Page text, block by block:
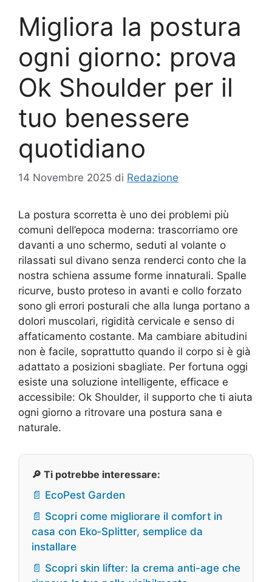
Migliora la postura
ogni giorno: prova
Ok Shoulder per il
tuo benessere
quotidiano
14 Novembre 2025 di Redazione
La postura scorretta è uno dei problemi più
comuni dell’epoca moderna: trascorriamo ore
davanti a uno schermo, seduti al volante o
rilassati sul divano senza renderci conto che la
nostra schiena assume forme innaturali. Spalle
ricurve, busto proteso in avanti e collo forzato
sono gli errori posturali che alla lunga portano a
dolori muscolari, rigidità cervicale e senso di
affaticamento costante. Ma cambiare abitudini
non è facile, soprattutto quando il corpo si è già
adattato a posizioni sbagliate. Per fortuna oggi
esiste una soluzione intelligente, efficace e
accessibile: Ok Shoulder, il supporto che ti aiuta
ogni giorno a ritrovare una postura sana e
naturale.
🔎 Ti potrebbe interessare:
📄 EcoPest Garden
📄 Scopri come migliorare il comfort in
casa con Eko‑Splitter, semplice da
installare
📄 Scopri skin lifter: la crema anti-age che